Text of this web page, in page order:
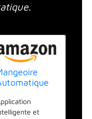
Taille,
de 14
et